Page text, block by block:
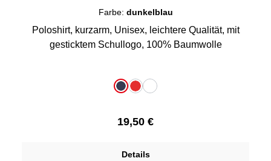
Farbe: dunkelblau
Poloshirt, kurzarm, Unisex, leichtere Qualität, mit
gesticktem Schullogo, 100% Baumwolle
auswählendunkelblau
rot weiß
Regulärer Preis:
19,50 €
Details